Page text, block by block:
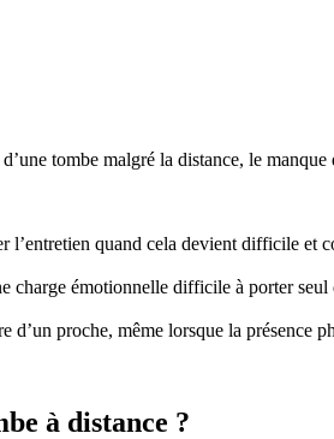
tombe malgré la distance, le
quand cela devient difficile et
charge émotionnelle difficile à porter seul
proche, même lorsque la présence
à distance ?